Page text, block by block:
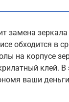
замена
обходится в
на корпусе
клей. В
ваши